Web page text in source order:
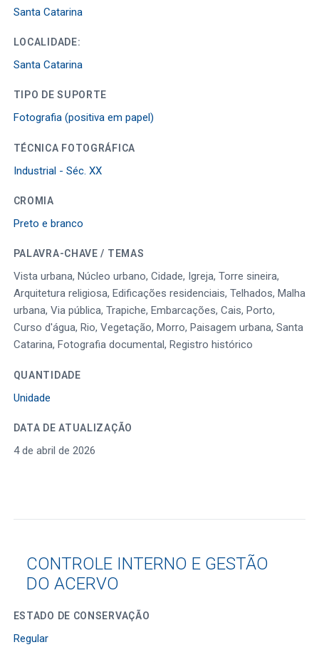
Santa Catarina
LOCALIDADE:
Santa Catarina
TIPO DE SUPORTE
Fotografia (positiva em papel)
TÉCNICA FOTOGRÁFICA
Industrial - Séc. XX
CROMIA
Preto e branco
PALAVRA-CHAVE / TEMAS
Vista urbana, Núcleo urbano, Cidade, Igreja, Torre sineira,
Arquitetura religiosa, Edificações residenciais, Telhados, Malha
urbana, Via pública, Trapiche, Embarcações, Cais, Porto,
Curso d'água, Rio, Vegetação, Morro, Paisagem urbana, Santa
Catarina, Fotografia documental, Registro histórico
QUANTIDADE
Unidade
DATA DE ATUALIZAÇÃO
4 de abril de 2026
CONTROLE INTERNO E GESTÃO
DO ACERVO
ESTADO DE CONSERVAÇÃO
Regular